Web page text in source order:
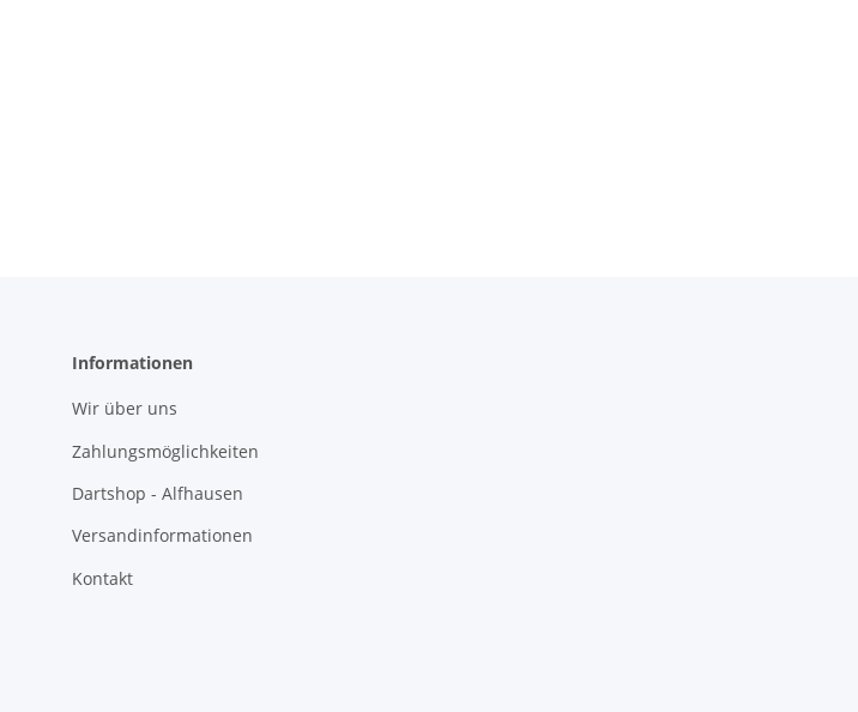
Informationen
Wir über uns
Zahlungsmöglichkeiten
Dartshop - Alfhausen
Versandinformationen
Kontakt